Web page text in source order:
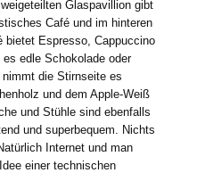
Glaspavillion gibt
Café und im hinteren
bietet Espresso, Cappuccino
edle Schokolade oder
die Stirnseite es
und dem Apple-Weiß
und Stühle sind ebenfalls
und superbequem. Nichts
Internet und man
einer technischen